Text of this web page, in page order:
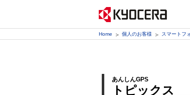
Home 個人のお客様 スマートフ
あんしんGPS
トピックス